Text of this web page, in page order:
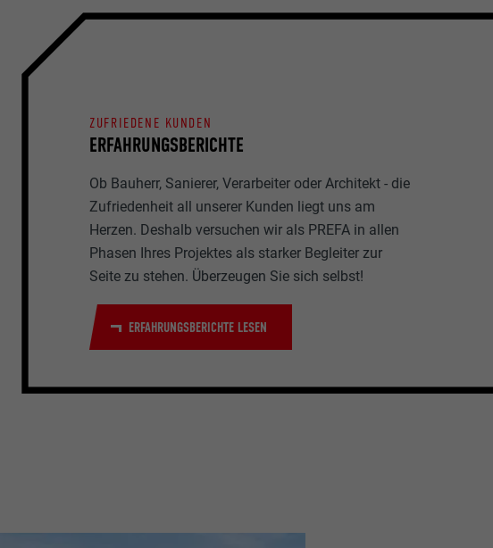
ERFAHRUNGSBERICHTE
ZUFRIEDENE KUNDEN
Ob Bauherr, Sanierer, Verarbeiter oder Architekt - die
Zufriedenheit all unserer Kunden liegt uns am
Herzen. Deshalb versuchen wir als PREFA in allen
Phasen Ihres Projektes als starker Begleiter zur
Seite zu stehen. Überzeugen Sie sich selbst!
ERFAHRUNGSBERICHTE LESEN